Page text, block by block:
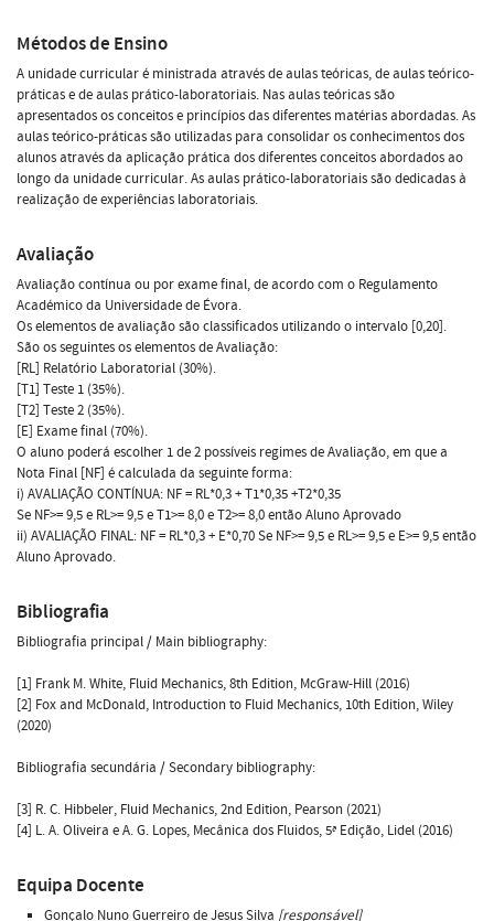
Métodos de Ensino
A unidade curricular é ministrada através de aulas teóricas, de aulas teórico-
práticas e de aulas prático-laboratoriais. Nas aulas teóricas são
apresentados os conceitos e princípios das diferentes matérias abordadas. As
aulas teórico-práticas são utilizadas para consolidar os conhecimentos dos
alunos através da aplicação prática dos diferentes conceitos abordados ao
longo da unidade curricular. As aulas prático-laboratoriais são dedicadas à
realização de experiências laboratoriais.
Avaliação
Avaliação contínua ou por exame final, de acordo com o Regulamento
Académico da Universidade de Évora.
Os elementos de avaliação são classificados utilizando o intervalo [0,20].
São os seguintes os elementos de Avaliação:
[RL] Relatório Laboratorial (30%).
[T1] Teste 1 (35%).
[T2] Teste 2 (35%).
[E] Exame final (70%).
O aluno poderá escolher 1 de 2 possíveis regimes de Avaliação, em que a
Nota Final [NF] é calculada da seguinte forma:
i) AVALIAÇÃO CONTÍNUA: NF = RL*0,3 + T1*0,35 +T2*0,35
Se NF>= 9,5 e RL>= 9,5 e T1>= 8,0 e T2>= 8,0 então Aluno Aprovado
ii) AVALIAÇÃO FINAL: NF = RL*0,3 + E*0,70 Se NF>= 9,5 e RL>= 9,5 e E>= 9,5 então
Aluno Aprovado.
Bibliografia
Bibliografia principal / Main bibliography:
[1] Frank M. White, Fluid Mechanics, 8th Edition, McGraw-Hill (2016)
[2] Fox and McDonald, Introduction to Fluid Mechanics, 10th Edition, Wiley
(2020)
Bibliografia secundária / Secondary bibliography:
[3] R. C. Hibbeler, Fluid Mechanics, 2nd Edition, Pearson (2021)
[4] L. A. Oliveira e A. G. Lopes, Mecânica dos Fluidos, 5ª Edição, Lidel (2016)
Equipa Docente
Gonçalo Nuno Guerreiro de Jesus Silva [responsável]